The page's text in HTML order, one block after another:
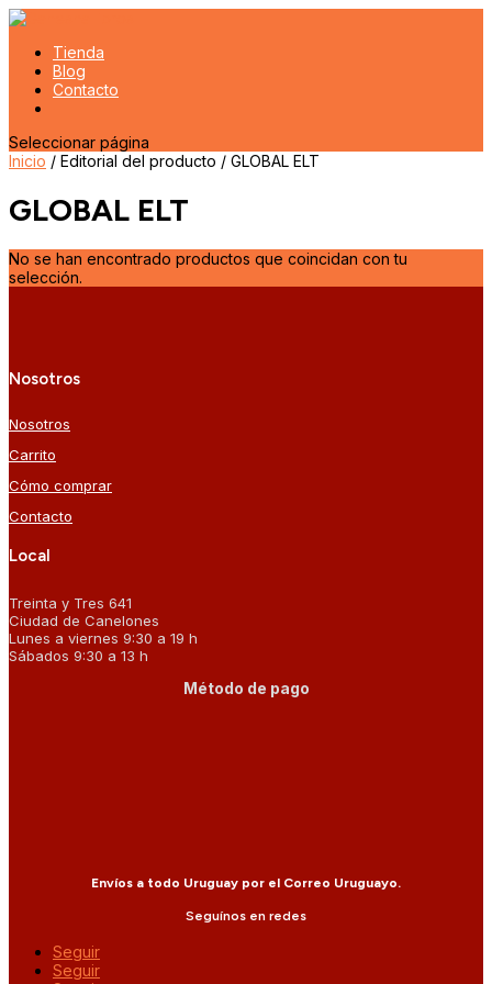
Tienda
Blog
Contacto
Seleccionar página
Inicio / Editorial del producto / GLOBAL ELT
GLOBAL ELT
No se han encontrado productos que coincidan con tu
selección.
Nosotros
Nosotros
Carrito
Cómo comprar
Contacto
Local
Treinta y Tres 641
Ciudad de Canelones
Lunes a viernes 9:30 a 19 h
Sábados 9:30 a 13 h
Método de pago
Envíos a todo Uruguay por el Correo Uruguayo.
Seguínos en redes
Seguir
Seguir